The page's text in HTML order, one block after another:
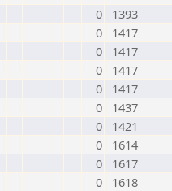
0
1393
0
1417
0
1417
0
1417
0
1417
0
1437
0
1421
0
1614
0
1617
0
1618